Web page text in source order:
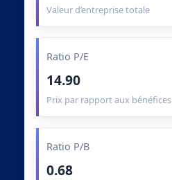
Valeur d’entreprise totale
Ratio P/E
14.90
Prix par rapport aux bénéfices
Ratio P/B
0.68